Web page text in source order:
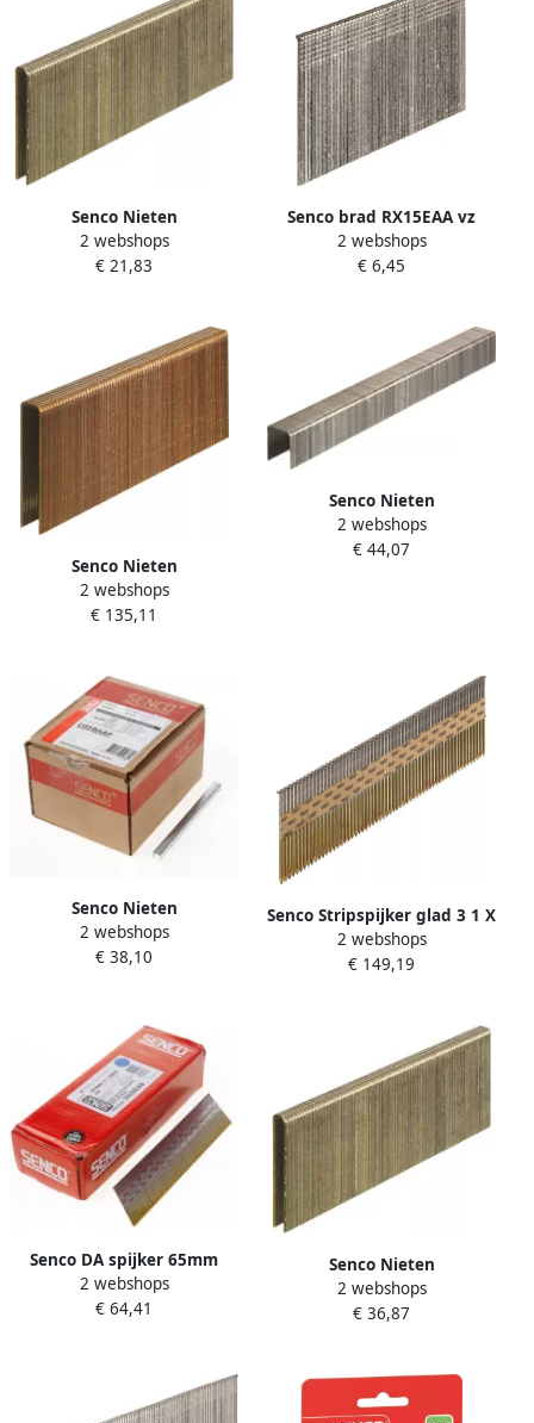
Senco Nieten
binnenbreedte 3 34 mm 16
mm gegalvaniseerd te
2 webshops
€ 21,83
Senco brad RX15EAA vz
recht op strip 1.6x32mm
(2000st)
2 webshops
€ 6,45
Senco Nieten
binnenbreedte 7 67mm 63
mm Gegalvaniseerd te
2 webshops
€ 135,11
Senco Nieten
binnenbreedte 11 43 mm 12
mm gegalvaniseerd
2 webshops
€ 44,07
Senco Nieten
binnenbreedte 7 mm 10
mm gegalvaniseerd
2 webshops
€ 38,10
Senco Stripspijker glad 3 1 X
90 mm Blank te HC59APB
2 webshops
€ 149,19
Senco DA spijker 65mm
gegalvaniseerd: DA25EABN
per 3000 stuks DA25EABN
2 webshops
€ 64,41
Senco Nieten
binnenbreedte 3 34 mm 32
mm gegalvaniseerd te
2 webshops
€ 36,87